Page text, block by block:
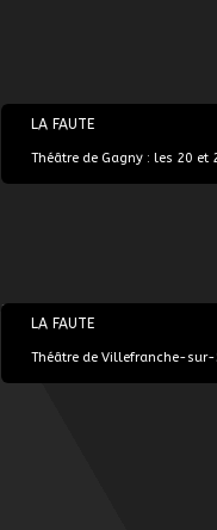
20/10/2022
LA FAUTE
Théâtre de Gagny : les 20 et
30/11/2022
LA FAUTE
Théâtre de Villefranche-sur-